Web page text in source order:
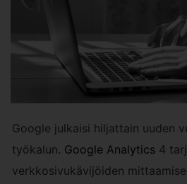
Google julkaisi hiljattain uuden
työkalun. Google Analytics 4
verkkosivukävijöiden